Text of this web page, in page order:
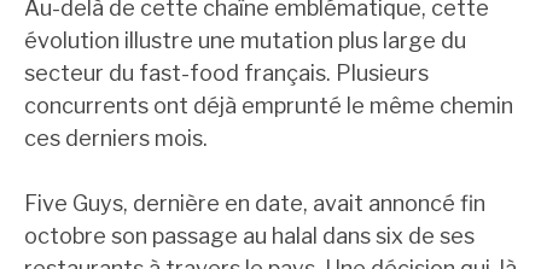
Au-delà de cette chaîne emblématique, cette
évolution illustre une mutation plus large du
secteur du fast-food français. Plusieurs
concurrents ont déjà emprunté le même chemin
ces derniers mois.
Five Guys, dernière en date, avait annoncé fin
octobre son passage au halal dans six de ses